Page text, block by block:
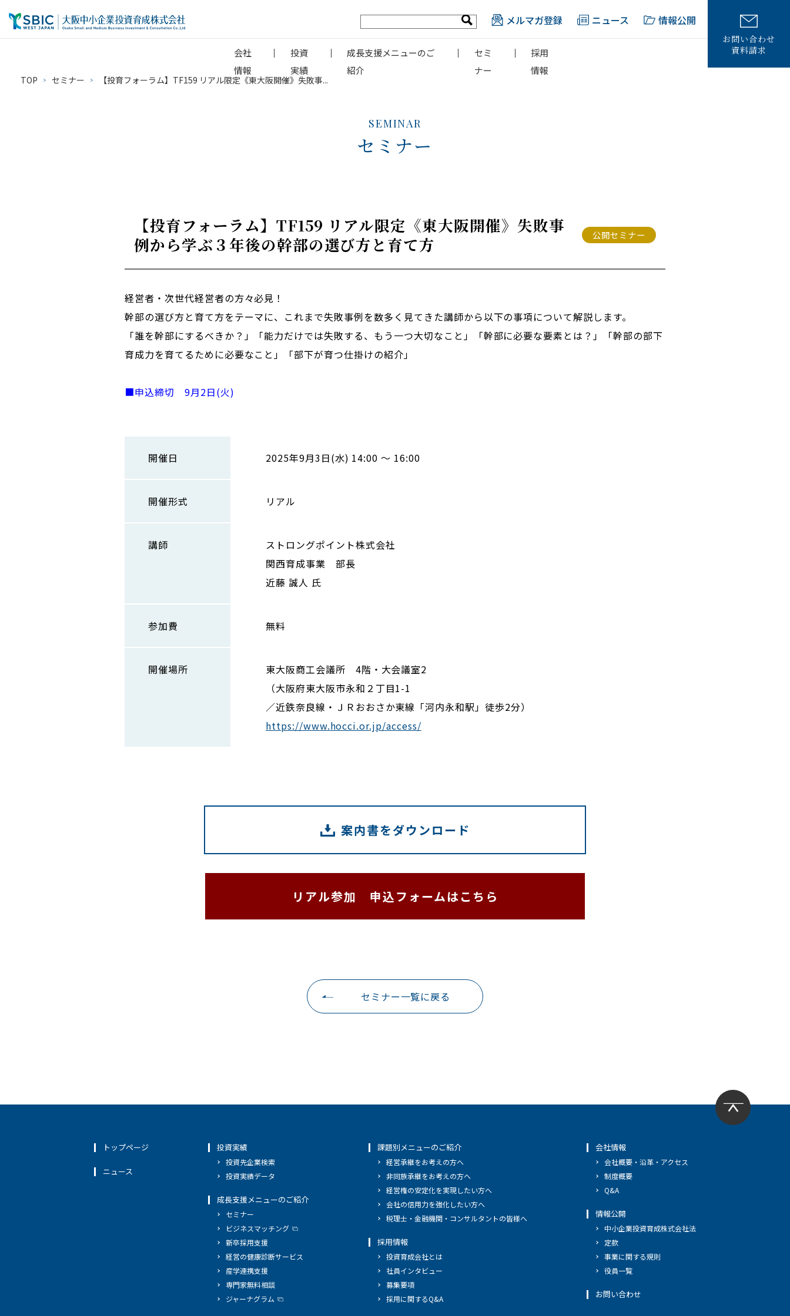
メルマガ登録 ニュース 情報公開
会社
情報
投資
実績
成長支援メニューのご
紹介
セミ
ナー
採用
情報
お問い合わせ
資料請求
TOP セミナー 【投育フォーラム】TF159 リアル限定《東大阪開催》失敗事...
SEMINAR
セミナー
【投育フォーラム】TF159 リアル限定《東大阪開催》失敗事
例から学ぶ３年後の幹部の選び方と育て方
公開セミナー
経営者・次世代経営者の方々必見！
幹部の選び方と育て方をテーマに、これまで失敗事例を数多く見てきた講師から以下の事項について解説します。
「誰を幹部にするべきか？」「能力だけでは失敗する、もう一つ大切なこと」「幹部に必要な要素とは？」「幹部の部下
育成力を育てるために必要なこと」「部下が育つ仕掛けの紹介」
■申込締切 9月2日(火)
開催日 2025年9月3日(水) 14:00 ～ 16:00
開催形式 リアル
講師
ストロングポイント株式会社
関西育成事業 部長
近藤 誠人 氏
参加費 無料
開催場所
東大阪商工会議所 4階・大会議室2
（大阪府東大阪市永和２丁目1-1
／近鉄奈良線・ＪＲおおさか東線「河内永和駅」徒歩2分）
https://www.hocci.or.jp/access/
案内書をダウンロード
リアル参加 申込フォームはこちら
セミナー一覧に戻る
トップページ
ニュース
投資実績
投資先企業検索
投資実績データ
成長支援メニューのご紹介
セミナー
ビジネスマッチング
新卒採用支援
経営の健康診断サービス
産学連携支援
専門家無料相談
ジャーナグラム
課題別メニューのご紹介
経営承継をお考えの方へ
非同族承継をお考えの方へ
経営権の安定化を実現したい方へ
会社の信用力を強化したい方へ
税理士・金融機関・コンサルタントの皆様へ
採用情報
投資育成会社とは
社員インタビュー
募集要項
採用に関するQ&A
会社情報
会社概要・沿革・アクセス
制度概要
Q&A
情報公開
中小企業投資育成株式会社法
定款
事業に関する規則
役員一覧
お問い合わせ